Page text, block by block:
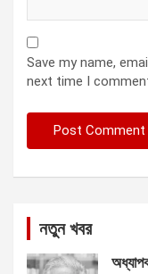
Save my name,
next time I
নতুন খবর